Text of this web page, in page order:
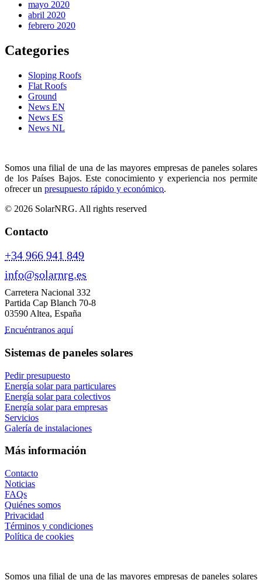
mayo 2020
abril 2020
febrero 2020
Categories
Sloping Roofs
Flat Roofs
Ground
News EN
News ES
News NL
Somos una filial de una de las mayores empresas de paneles solares
de los Países Bajos. Este conocimiento y experiencia nos permite
ofrecer un presupuesto rápido y económico.
© 2026 SolarNRG. All rights reserved
Contacto
+34 966 941 849
info@solarnrg.es
Carretera Nacional 332
Partida Cap Blanch 70-8
03590 Altea, España
Encuéntranos aquí
Sistemas de paneles solares
Pedir presupuesto
Energía solar para particulares
Energía solar para colectivos
Energía solar para empresas
Servicios
Galería de instalaciones
Más información
Contacto
Noticias
FAQs
Quiénes somos
Privacidad
Términos y condiciones
Política de cookies
Somos una filial de una de las mayores empresas de paneles solares